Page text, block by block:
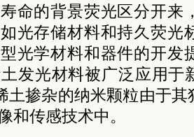
命的背景荧光区分开来
光存储材料和持久荧光
光学材料和器件的开发
发光材料被广泛应用于
土掺杂的纳米颗粒由于
和传感技术中。